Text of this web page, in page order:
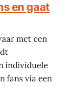
en gaat
met een
individuele
fans via een